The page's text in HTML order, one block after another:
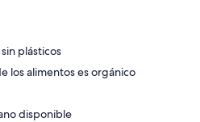
plásticos
los alimentos es orgánico
disponible